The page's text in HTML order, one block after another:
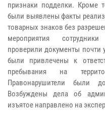
признаки подделки. Кроме
были выявлены факты
товарных знаков без
мероприятия
проверили документы почти
были привлечены к
пребывания на
Правонарушители были
Возбуждены дела об
изъятое направлено на